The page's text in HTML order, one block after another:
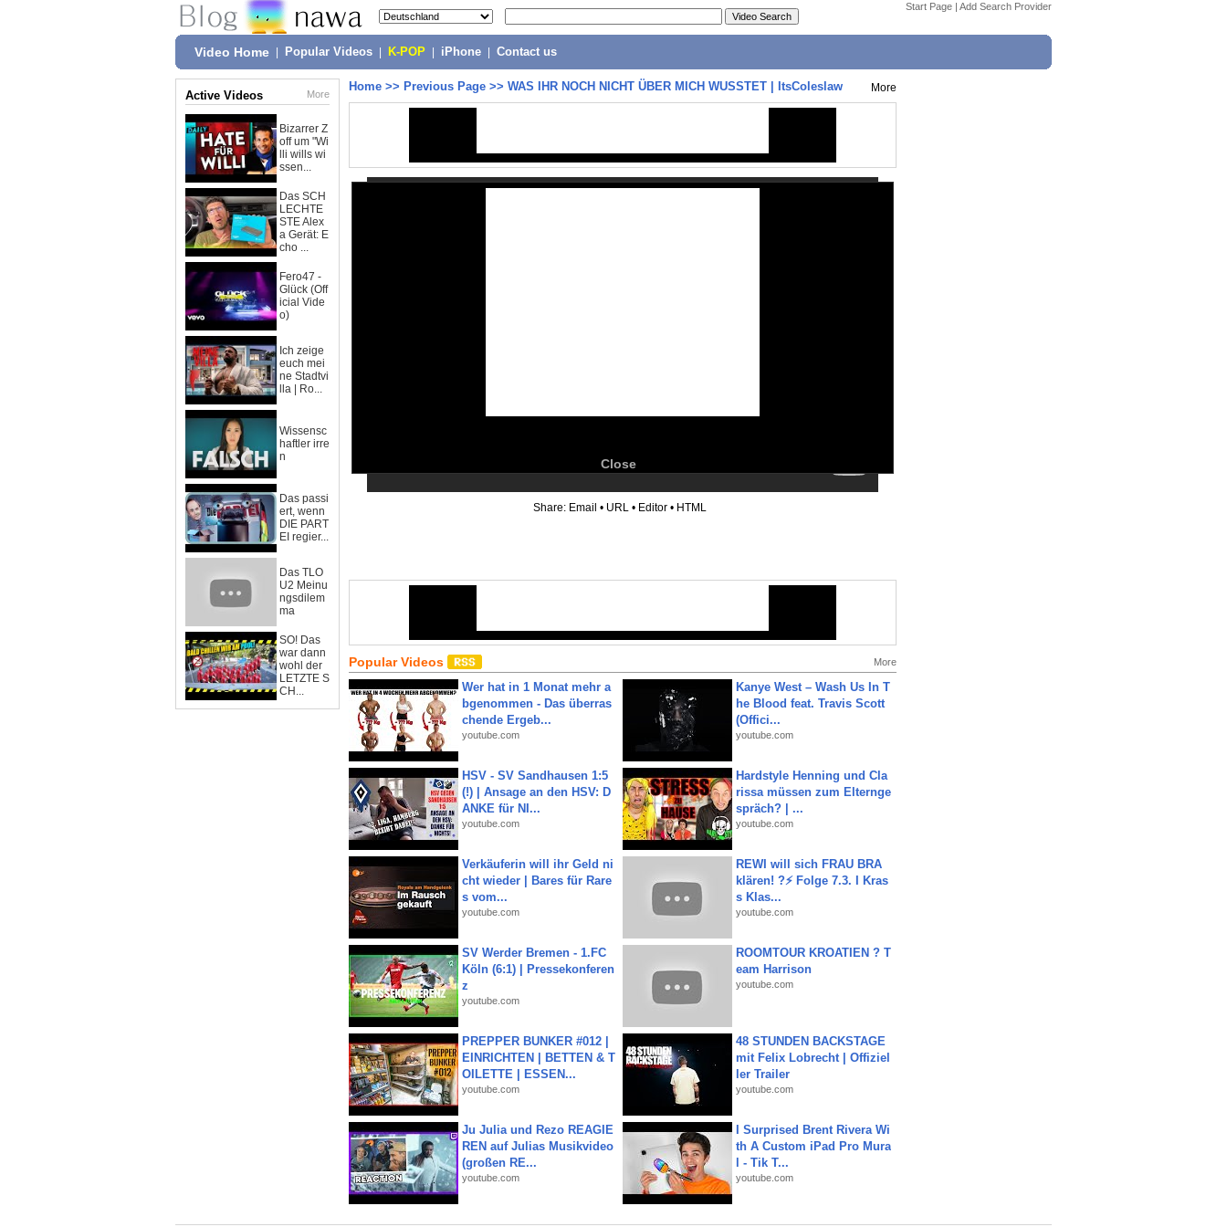
Start Page | Add Search Provider
Video Home Popular Videos K-POP iPhone Contact us
Active Videos More
Bizarrer Z
off um "Wi
lli wills wi
ssen...
Das SCH
LECHTE
STE Alex
a Gerät: E
cho ...
Fero47 -
Glück (Off
icial Vide
o)
Ich zeige
euch mei
ne Stadtvi
lla | Ro...
Wissensc
haftler irre
n
Das passi
ert, wenn
DIE PART
EI regier...
Das TLO
U2 Meinu
ngsdilem
ma
SO! Das
war dann
wohl der
LETZTE S
CH...
Home >> Previous Page >> WAS IHR NOCH NICHT ÜBER MICH WUSSTET | ItsColeslaw More
Close
Share: Email • URL • Editor • HTML
Popular Videos More
Wer hat in 1 Monat mehr a
bgenommen - Das überras
chende Ergeb...
youtube.com
Kanye West – Wash Us In T
he Blood feat. Travis Scott
(Offici...
youtube.com
HSV - SV Sandhausen 1:5
(!) | Ansage an den HSV: D
ANKE für NI...
youtube.com
Hardstyle Henning und Cla
rissa müssen zum Elternge
spräch? | ...
youtube.com
Verkäuferin will ihr Geld ni
cht wieder | Bares für Rare
s vom...
youtube.com
REWI will sich FRAU BRA
klären! ?⚡️ Folge 7.3. I Kras
s Klas...
youtube.com
SV Werder Bremen - 1.FC
Köln (6:1) | Pressekonferen
z
youtube.com
ROOMTOUR KROATIEN ? T
eam Harrison
youtube.com
PREPPER BUNKER #012 |
EINRICHTEN | BETTEN & T
OILETTE | ESSEN...
youtube.com
48 STUNDEN BACKSTAGE
mit Felix Lobrecht | Offiziel
ler Trailer
youtube.com
Ju Julia und Rezo REAGIE
REN auf Julias Musikvideo
(großen RE...
youtube.com
I Surprised Brent Rivera Wi
th A Custom iPad Pro Mura
l - Tik T...
youtube.com